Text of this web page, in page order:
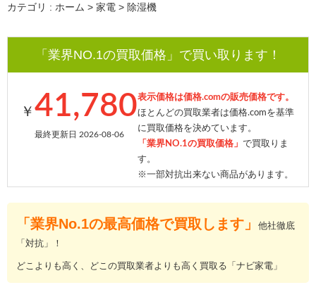
カテゴリ : ホーム > 家電 > 除湿機
「業界NO.1の買取価格」で買い取ります！
￥ 41,780
最終更新日 2026-08-06
表示価格は価格.comの販売価格です。
ほとんどの買取業者は価格.comを基準
に買取価格を決めています。
「業界NO.1の買取価格」 で買取りま
す。
※一部対抗出来ない商品があります。
「業界No.1の最高価格で買取します」
他社徹底
「対抗」！
どこよりも高く、どこの買取業者よりも高く買取る「ナビ家電」